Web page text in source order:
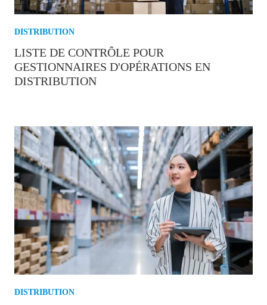
DISTRIBUTION
LISTE DE CONTRÔLE POUR
GESTIONNAIRES D'OPÉRATIONS EN
DISTRIBUTION
DISTRIBUTION